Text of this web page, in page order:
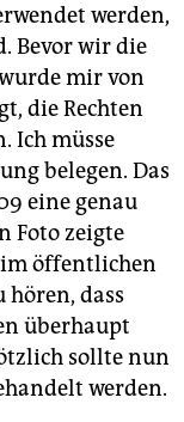
werden,
Bevor wir die
mir von
die Rechten
Ich müsse
belegen. Das
eine genau
Foto zeigte
öffentlichen
hören, dass
überhaupt
sollte nun
werden.